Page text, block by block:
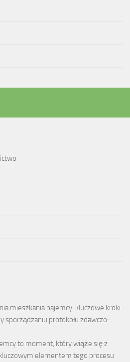
mieszkania najemcy: kluczowe kroki
sporządzaniu protokołu zdawczo-
to moment, który wiąże się z
elementem tego procesu